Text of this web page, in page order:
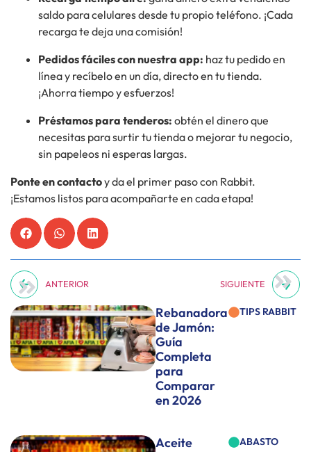
saldo para celulares desde tu propio teléfono. ¡Cada
recarga te deja una comisión!
Pedidos fáciles con nuestra app: haz tu pedido en
línea y recíbelo en un día, directo en tu tienda.
¡Ahorra tiempo y esfuerzos!
Préstamos para tenderos: obtén el dinero que
necesitas para surtir tu tienda o mejorar tu negocio,
sin papeleos ni esperas largas.
Ponte en contactoy da el primer paso con Rabbit.
¡Estamos listos para acompañarte en cada etapa!
ANTERIOR SIGUIENTE
Rebanadora
de Jamón:
Guía
Completa
para
Comparar
en 2026
TIPS RABBIT
Aceite
ABASTO